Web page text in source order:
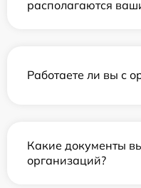
располагаются
Работаете ли вы с
Какие документы
организаций?